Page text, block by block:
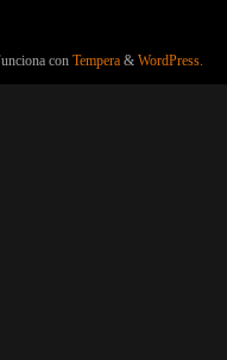
con Tempera & WordPress.